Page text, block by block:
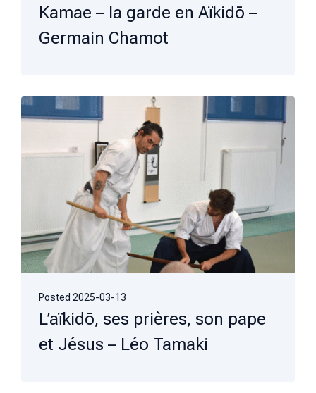
Kamae – la garde en Aïkidō –
Germain Chamot
Posted 2025-03-13
L’aïkidō, ses prières, son pape
et Jésus – Léo Tamaki